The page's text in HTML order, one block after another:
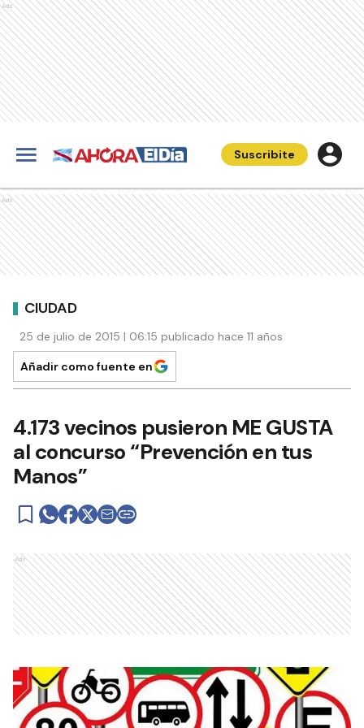
Ads
Suscribite
Ads
CIUDAD
25 de julio de 2015 | 06:15 publicado hace 11 años
Añadir como fuente en
4.173 vecinos pusieron ME GUSTA
al concurso “Prevención en tus
Manos”
Ads